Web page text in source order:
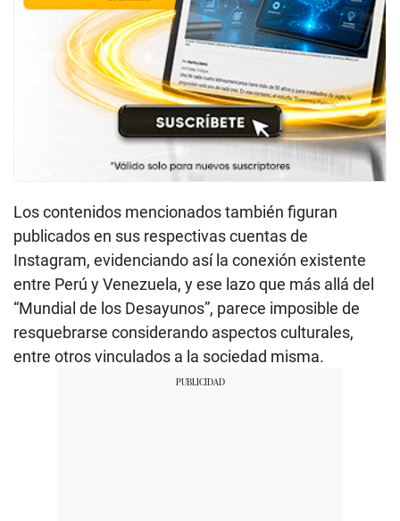
Los contenidos mencionados también figuran
publicados en sus respectivas cuentas de
Instagram, evidenciando así la conexión existente
entre Perú y Venezuela, y ese lazo que más allá del
“Mundial de los Desayunos”, parece imposible de
resquebrarse considerando aspectos culturales,
entre otros vinculados a la sociedad misma.